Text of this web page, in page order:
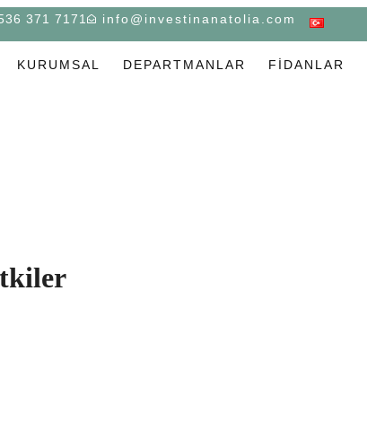
371 7171 info@investinanatolia.com
KURUMSAL DEPARTMANLAR FIDANLAR